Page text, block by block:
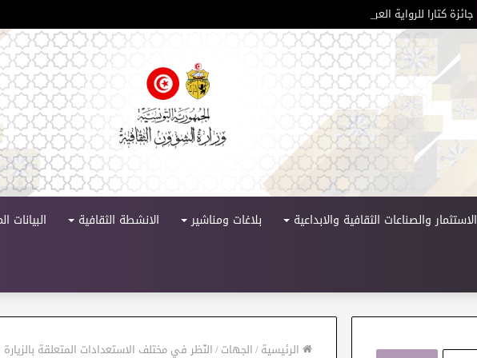
جائزة كتارا للرواية العربية – الدورة 11
الاستثمار والصناعات الثقافية والابداعية بلاغات ومناشير الانشطة الثقافية البيانات
الرئيسية/الجهات/النّظر في مختلف الاستعدادات المتعلقة